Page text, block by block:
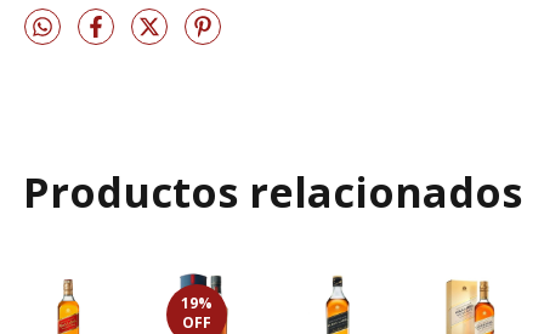
Productos relacionados
19%
OFF